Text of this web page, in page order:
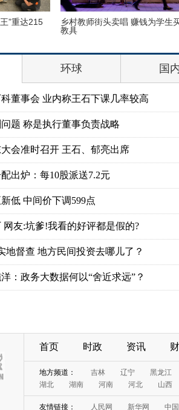
体 已大学
三万英尺高空下的地球 没想到
如此美丽
环球 国
董事会 业内称王石下课几率较高
题 称是执行董事负责战略
会准时召开 王石、郁亮出席
出炉：每10股派送7.2元
低 中间价下调599点
友:坑爹!我看的好评都是假的?
地督查 地方民间投资去哪儿了？
：政务大数据何以“舍近求远”？
首页 时政 资讯
地方频道： 吉林 辽宁 黑龙江
湖北
湖南 河南 河北 山西
友情链接： 人民网 新华网 中